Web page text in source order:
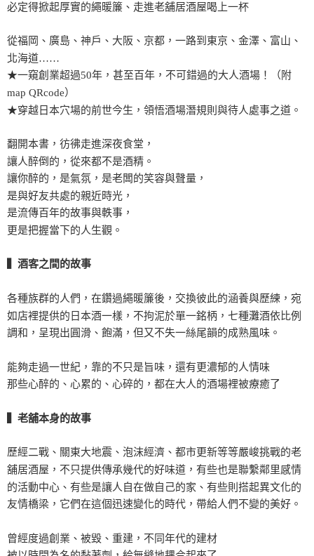
必定得掀起厚實的繩暖簾、走進老舖居酒屋喝上一杯
從福岡、廣島、神戶、大阪、京都，一路到東京、金澤、富山、
北海道……
★一窺創業超過50年，甚至百年，不可錯過的大人酒場！（附
map QRcode）
★穿越日本穴場的前世今生，領悟酒場潛規則與待人處事之道。
翻開本書，彷彿走進深夜食堂，
讓人醉倒的，從來都不是酒精。
讓你醉的，是氣氛，是老闆的笑容與聲量，
是與好友共處的親近時光，
是流傳百年的故事與軼事，
更是把握當下的人生觀。
▍酒客之間的故事
各種族群的人們，在鑽過繩暖簾後，交換彼此的涵養與歷練，宛
如店裡提供的日本酒一樣，不拘泥於單一銘柄，七種灘酒依比例
調和，呈現出圓滑、飽滿，但又不失一絲尾韻的成熟風味。
能夠走過一世紀，靠的不只是旨味，還有更濃郁的人情味
那些心醉的、心累的、心碎的，都在大人的酒場裡被療癒了
▍老舖本身的故事
歷經二戰、關東大地震、泡沫經濟、都市更新等等嚴峻挑戰的老
舖居酒屋，不只提供傳承幾代的好味道，有些也是聯繫鄰里感情
的活動中心、有些是讓人自在做自己的家、有些則搭起異文化的
友情橋梁，它們在這個迅速變化的時代，帶給人們不變的美好。
曾經度過創業、被毀、重建，不同年代的建材